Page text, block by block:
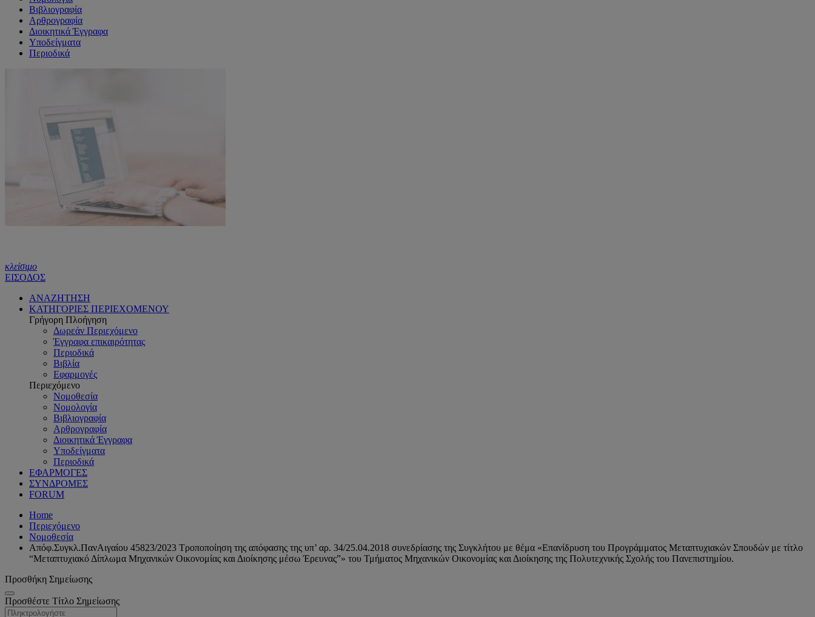
Βιβλιογραφία
Αρθρογραφία
Διοικητικά Έγγραφα
Υποδείγματα
Περιοδικά
κλείσιμο
ΕΙΣΟΔΟΣ
ΑΝΑΖΗΤΗΣΗ
ΚΑΤΗΓΟΡΙΕΣ ΠΕΡΙΕΧΟΜΕΝΟΥ
Γρήγορη Πλοήγηση
Δωρεάν Περιεχόμενο
Έγγραφα επικαιρότητας
Περιοδικά
Βιβλία
Εφαρμογές
Περιεχόμενο
Νομοθεσία
Νομολογία
Βιβλιογραφία
Αρθρογραφία
Διοικητικά Έγγραφα
Υποδείγματα
Περιοδικά
ΕΦΑΡΜΟΓΕΣ
ΣΥΝΔΡΟΜΕΣ
FORUM
Home
Περιεχόμενο
Νομοθεσία
Απόφ.Συγκλ.ΠανΑιγαίου 45823/2023 Τροποποίηση της απόφασης της υπ’ αρ. 34/25.04.2018 συνεδρίασης της Συγκλήτου με θέμα «Επανίδρυση του Προγράμματος Μεταπτυχιακών Σπουδών με τίτλο
“Μεταπτυχιακό Δίπλωμα Μηχανικών Οικονομίας και Διοίκησης μέσω Έρευνας”» του Τμήματος Μηχανικών Οικονομίας και Διοίκησης της Πολυτεχνικής Σχολής του Πανεπιστημίου.
Προσθήκη Σημείωσης
Προσθέστε Τίτλο Σημείωσης